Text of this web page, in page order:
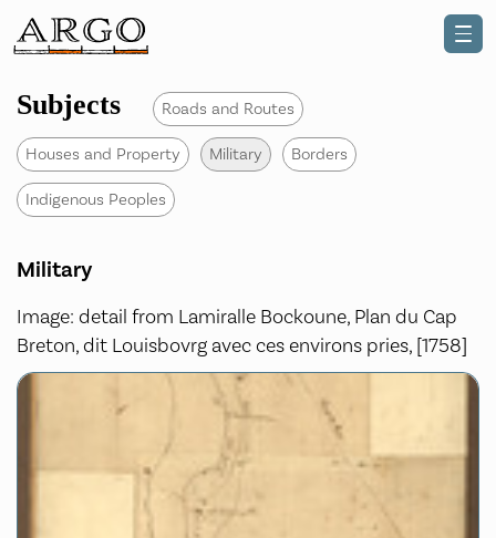
Subjects Roads and Routes
Houses and Property Military Borders
Indigenous Peoples
Military
Image: detail from Lamiralle Bockoune, Plan du Cap
Breton, dit Louisbovrg avec ces environs pries, [1758]